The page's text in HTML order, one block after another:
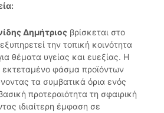
Δημήτριος βρίσκεται στο
την τοπική κοινότητα
θέματα υγείας και ευεξίας. Η
εκτεταμένο φάσμα προϊόντων
τα συμβατικά όρια ενός
προτεραιότητα τη σφαιρική
ιδιαίτερη έμφαση σε